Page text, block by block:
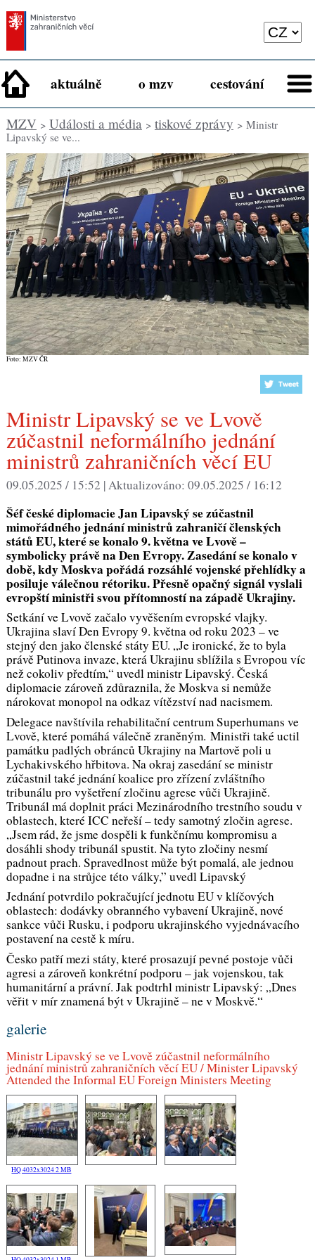
aktuálně o mzv cestování
MZV> Události a média> tiskové zprávy > Ministr
Lipavský se ve...
Foto: MZV ČR
Ministr Lipavský se ve Lvově
zúčastnil neformálního jednání
ministrů zahraničních věcí EU
09.05.2025 / 15:52 |Aktualizováno: 09.05.2025 / 16:12
Šéf české diplomacie Jan Lipavský se zúčastnil
mimořádného jednání ministrů zahraničí členských
států EU, které se konalo 9. května ve Lvově –
symbolicky právě na Den Evropy. Zasedání se konalo v
době, kdy Moskva pořádá rozsáhlé vojenské přehlídky a
posiluje válečnou rétoriku. Přesně opačný signál vyslali
evropští ministři svou přítomností na západě Ukrajiny.
Setkání ve Lvově začalo vyvěšením evropské vlajky.
Ukrajina slaví Den Evropy 9. května od roku 2023 – ve
stejný den jako členské státy EU. „Je ironické, že to byla
právě Putinova invaze, která Ukrajinu sblížila s Evropou víc
než cokoliv předtím,“ uvedl ministr Lipavský. Česká
diplomacie zároveň zdůraznila, že Moskva si nemůže
nárokovat monopol na odkaz vítězství nad nacismem.
Delegace navštívila rehabilitační centrum Superhumans ve
Lvově, které pomáhá válečně zraněným. Ministři také uctil
památku padlých obránců Ukrajiny na Martově poli u
Lychakivského hřbitova. Na okraj zasedání se ministr
zúčastnil také jednáníkoalice pro zřízení zvláštního
tribunálu pro vyšetření zločinu agrese vůči Ukrajině.
Tribunál má doplnit práci Mezinárodního trestního soudu v
oblastech, které ICC neřeší – tedy samotný zločin agrese.
„Jsem rád, že jsme dospěli k funkčnímu kompromisu a
dosáhli shody tribunál spustit. Na tyto zločiny nesmí
padnout prach. Spravedlnost může být pomalá, ale jednou
dopadne i na strůjce této války,” uvedl Lipavský
Jednání potvrdilo pokračující jednotu EU v klíčových
oblastech: dodávky obranného vybavení Ukrajině, nové
sankce vůči Rusku, i podporu ukrajinského vyjednávacího
postavení na cestě k míru.
Česko patří mezi státy, které prosazují pevné postoje vůči
agresi a zároveň konkrétní podporu – jak vojenskou, tak
humanitární a právní. Jak podtrhl ministr Lipavský: „Dnes
věřit v mír znamená být v Ukrajině – ne v Moskvě.“
galerie
Ministr Lipavský se ve Lvově zúčastnil neformálního
jednání ministrů zahraničních věcí EU / Minister Lipavský
Attended the Informal EU Foreign Ministers Meeting
HQ 4032x3024 2 MB